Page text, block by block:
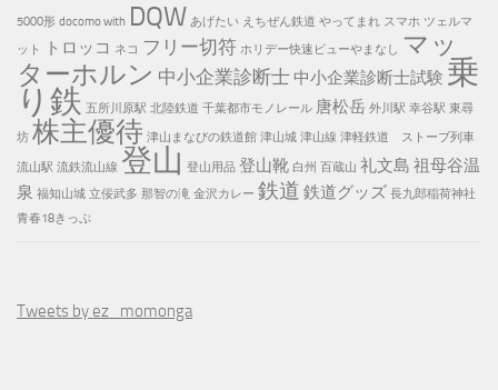
5000形 docomo with DQW あげたい えちぜん鉄道 やってまれ スマホ ツェルマ
ット
トロッコ ネコ フリー切符 ホリデー快速ビューやまなし マッ
ターホルン 中小企業診断士 中小企業診断士試験 乗
り鉄 五所川原駅 北陸鉄道 千葉都市モノレール 唐松岳 外川駅 幸谷駅 東尋
坊 株主優待 津山まなびの鉄道館 津山城 津山線 津軽鉄道 ストーブ列車
流山駅 流鉄流山線 登山 登山用品 登山靴 白州 百蔵山 礼文島 祖母谷温
泉 福知山城 立佞武多 那智の滝 金沢カレー 鉄道 鉄道グッズ 長九郎稲荷神社
青春18きっぷ
Tweets by ez_momonga